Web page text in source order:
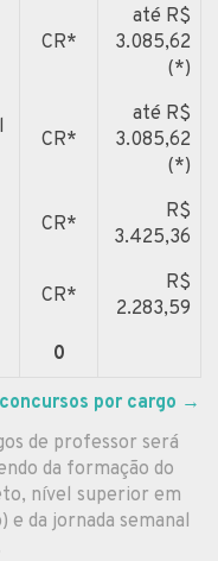
CR*
até R$
3.085,62
(*)
CR*
até R$
3.085,62
(*)
CR*
R$
3.425,36
CR*
R$
2.283,59
0
por cargo →
de professor será
da formação do
nível superior em
da jornada semanal